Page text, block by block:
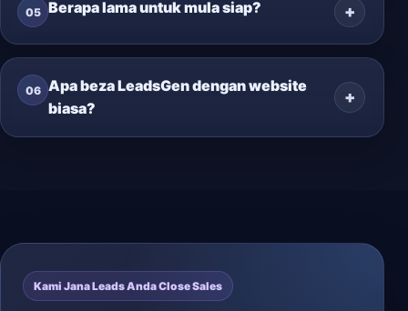
05 Berapa lama untuk mula siap?
06 Apa beza LeadsGen dengan website
biasa?
Kami Jana Leads Anda Close Sales